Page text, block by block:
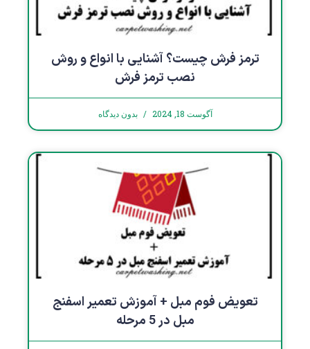
ترمز فرش چیست؟ آشنایی با انواع و روش
نصب ترمز فرش
آگوست 18, 2024 بدون دیدگاه
تعویض فوم مبل + آموزش تعمیر اسفنج
مبل در 5 مرحله